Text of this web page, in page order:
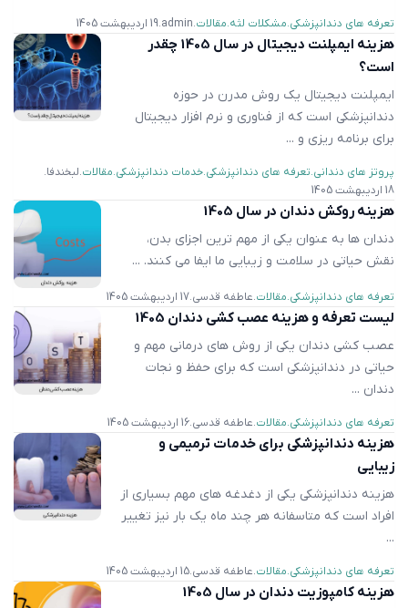
تعرفه های دندانپزشکی مشکلات لثه مقالات admin 19 اردیبهشت 1405
هزینه ایمپلنت دیجیتال در سال 1405 چقدر
است؟
ایمپلنت دیجیتال یک روش مدرن در حوزه
دندانپزشکی است که از فناوری و نرم ‌افزار دیجیتال
برای برنامه ‌ریزی و ...
پروتز های دندانی تعرفه های دندانپزشکی خدمات دندانپزشکی مقالات لبخندفا
18 اردیبهشت 1405
هزینه روکش دندان در سال 1405
دندان ها به عنوان یکی از مهم ترین اجزای بدن،
نقش حیاتی در سلامت و زیبایی ما ایفا می کنند. ...
تعرفه های دندانپزشکی مقالات عاطفه قدسی 17 اردیبهشت 1405
لیست تعرفه و هزینه عصب کشی دندان 1405
عصب کشی دندان یکی از روش های درمانی مهم و
حیاتی در دندانپزشکی است که برای حفظ و نجات
دندان ...
تعرفه های دندانپزشکی مقالات عاطفه قدسی 16 اردیبهشت 1405
هزینه دندانپزشکی برای خدمات ترمیمی و
زیبایی
هزینه دندانپزشکی یکی از دغدغه های مهم بسیاری از
افراد است که متاسفانه هر چند ماه یک بار نیز تغییر
...
تعرفه های دندانپزشکی مقالات عاطفه قدسی 15 اردیبهشت 1405
هزینه کامپوزیت دندان در سال 1405